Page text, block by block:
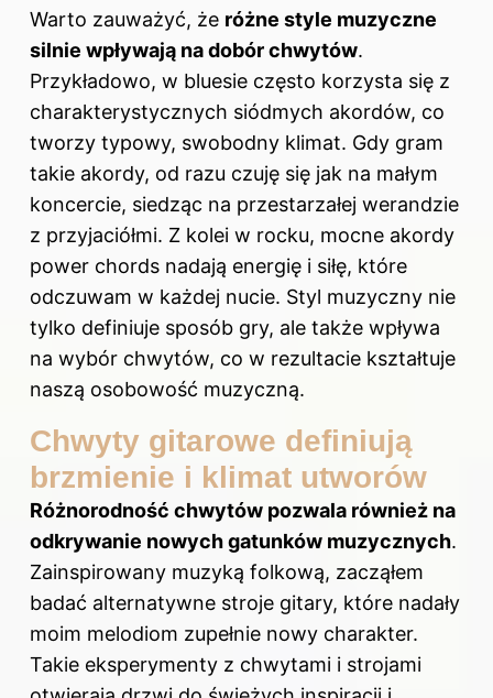
Warto zauważyć, że różne style muzyczne
silnie wpływają na dobór chwytów.
Przykładowo, w bluesie często korzysta się z
charakterystycznych siódmych akordów, co
tworzy typowy, swobodny klimat. Gdy gram
takie akordy, od razu czuję się jak na małym
koncercie, siedząc na przestarzałej werandzie
z przyjaciółmi. Z kolei w rocku, mocne akordy
power chords nadają energię i siłę, które
odczuwam w każdej nucie. Styl muzyczny nie
tylko definiuje sposób gry, ale także wpływa
na wybór chwytów, co w rezultacie kształtuje
naszą osobowość muzyczną.
Chwyty gitarowe definiują
brzmienie i klimat utworów
Różnorodność chwytów pozwala również na
odkrywanie nowych gatunków muzycznych.
Zainspirowany muzyką folkową, zacząłem
badać alternatywne stroje gitary, które nadały
moim melodiom zupełnie nowy charakter.
Takie eksperymenty z chwytami i strojami